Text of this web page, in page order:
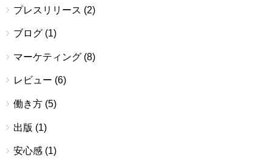
プレスリリース (2)
ブログ (1)
マーケティング (8)
レビュー (6)
働き方 (5)
出版 (1)
安心感 (1)